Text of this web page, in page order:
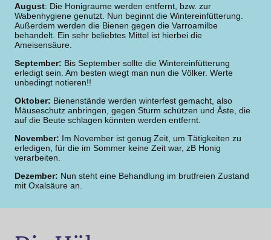
August: Die Honigraume werden entfernt, bzw. zur
Wabenhygiene genutzt. Nun beginnt die Wintereinfütterung.
Außerdem werden die Bienen gegen die Varroamilbe
behandelt. Ein sehr beliebtes Mittel ist hierbei die
Ameisensäure.
September: Bis September sollte die Wintereinfütterung
erledigt sein. Am besten wiegt man nun die Völker. Werte
unbedingt notieren!!
Oktober: Bienenstände werden winterfest gemacht, also
Mäuseschutz anbringen, gegen Sturm schützen und Äste, die
auf die Beute schlagen könnten werden entfernt.
November: Im November ist genug Zeit, um Tätigkeiten zu
erledigen, für die im Sommer keine Zeit war, zB Honig
verarbeiten.
Dezember: Nun steht eine Behandlung im brutfreien Zustand
mit Oxalsäure an.